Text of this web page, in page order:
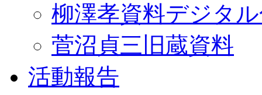
柳澤孝資料デジタ
菅沼貞三旧蔵資料
活動報告